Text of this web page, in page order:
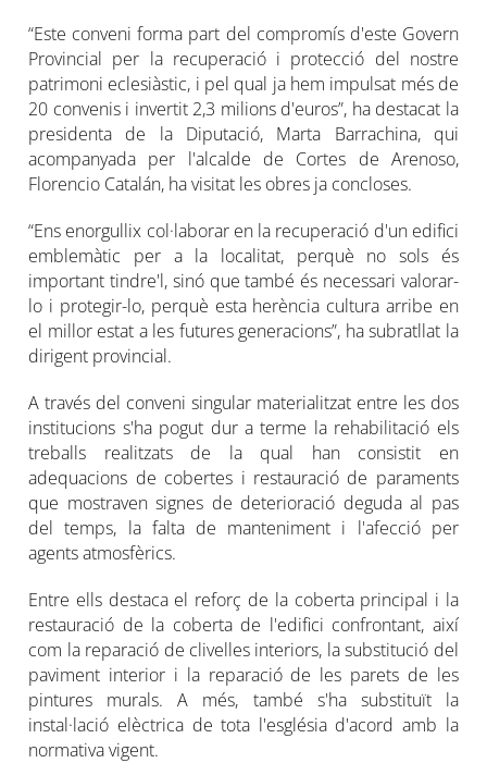
“Este conveni forma part del compromís d'este Govern
Provincial per la recuperació i protecció del nostre
patrimoni eclesiàstic, i pel qual ja hem impulsat més de
20 convenis i invertit 2,3 milions d'euros”, ha destacat la
presidenta de la Diputació, Marta Barrachina, qui
acompanyada per l'alcalde de Cortes de Arenoso,
Florencio Catalán, ha visitat les obres ja concloses.
“Ens enorgullix col·laborar en la recuperació d'un edifici
emblemàtic per a la localitat, perquè no sols és
important tindre'l, sinó que també és necessari valorar-
lo i protegir-lo, perquè esta herència cultura arribe en
el millor estat a les futures generacions”, ha subratllat la
dirigent provincial.
A través del conveni singular materialitzat entre les dos
institucions s'ha pogut dur a terme la rehabilitació els
treballs realitzats de la qual han consistit en
adequacions de cobertes i restauració de paraments
que mostraven signes de deterioració deguda al pas
del temps, la falta de manteniment i l'afecció per
agents atmosfèrics.
Entre ells destaca el reforç de la coberta principal i la
restauració de la coberta de l'edifici confrontant, així
com la reparació de clivelles interiors, la substitució del
paviment interior i la reparació de les parets de les
pintures murals. A més, també s'ha substituït la
instal·lació elèctrica de tota l'església d'acord amb la
normativa vigent.